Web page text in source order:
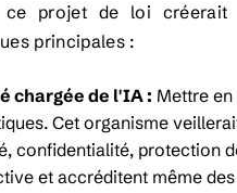
ce projet de loi créerait
principales :
chargée de l'IA : Mettre
Cet organisme
confidentialité, protection
et accréditent même